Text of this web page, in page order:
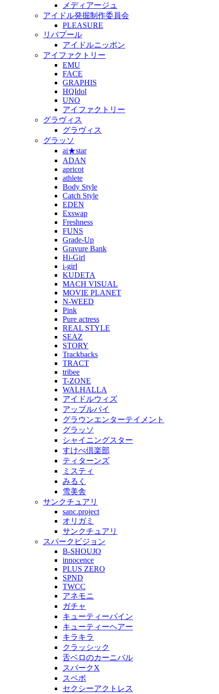
メディアージュ
アイドル発掘制作委員会
PLEASURE
リバプール
アイドルニッポン
アイファクトリー
EMU
FACE
GRAPHIS
HQIdol
UNO
アイファクトリー
グラヴィス
グラヴィス
グラッソ
ai★star
ADAN
apricot
athlete
Body Style
Catch Style
EDEN
Exswap
Freshness
FUNS
Grade-Up
Gravure Bank
Hi-Girl
i-girl
KUDETA
MACH VISUAL
MOVIE PLANET
N-WEED
Pink
Pure actress
REAL STYLE
SEAZ
STORY
Trackbacks
TRACT
tribee
T-ZONE
WALHALLA
アイドルウィズ
アップルパイ
グラウンエンターテイメント
グラッソ
シャイニングスター
すけべ倶楽部
ティターンズ
ミスティ
みるく
雪美舎
サンクチュアリ
sanc.project
オリガミ
サンクチュアリ
スパークビジョン
B-SHOUJO
innocence
PLUS ZERO
SPND
TWCC
アネモニ
ガチャ
キューティーパイン
キューティーヘアー
キラキラ
クラッシック
舌ベロのカーニバル
スパークX
スペボ
セクシーアクトレス